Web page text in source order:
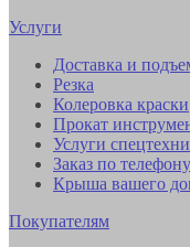
Услуги
Доставка и
Резка
Колеровка краски
Прокат
Услуги
Заказ по телефону
Крыша вашего
Покупателям